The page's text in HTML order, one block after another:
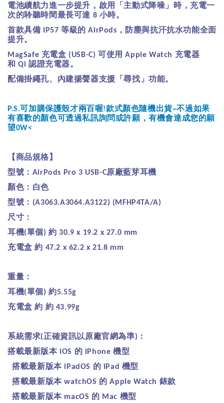
電池續航力進一步提升，啟用「主動式降噪」時，充電一
次的聆聽時間最長可達 8 小時。
首款具備 IP57等級的 AirPods ，防塵與抗汗抗水功能全面
提升。
MagSafe 充電盒 (USB-C) 可使用 Apple Watch 充電器
和 Qi認證充電器。
配備掛繩孔、內建揚聲器支援「尋找」功能。
P.S.可加購保護殼才兩百喔!款式顏色隨機出貨~不過如果
有喜歡的顏色可透過私訊詢問或許願，有機會達成您的願
望0W<
【商品規格】
型號： AirPods Pro 3 USB-C原廠藍芽耳機
顏色：白色
型號： (A3063.A3064.A3122) (MFHP4TA/A)
尺寸：
耳機(單個 )約 30.9 x 19.2 x 27.0 mm
充電盒 約 47.2 x 62.2 x 21.8 mm
重量：
耳機(單個 )約5.55g
充電盒 約 約 43.99g
系統需求(正確資訊以原廠官網為準) ：
搭載最新版本iOS 的 iPhone機型
搭載最新版本iPadOS 的 iPad 機型
搭載最新版本watchOS 的 Apple Watch 錶款
搭載最新版本macOS 的 Mac 機型